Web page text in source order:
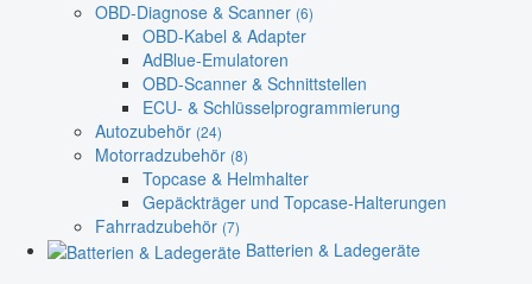
OBD-Diagnose & Scanner (6)
OBD-Kabel & Adapter
AdBlue-Emulatoren
OBD-Scanner & Schnittstellen
ECU- & Schlüsselprogrammierung
Autozubehör (24)
Motorradzubehör (8)
Topcase & Helmhalter
Gepäckträger und Topcase-Halterungen
Fahrradzubehör (7)
Batterien & Ladegeräte